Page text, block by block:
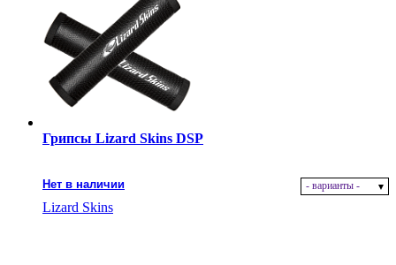
Грипсы Lizard Skins DSP
Нет в наличии - варианты -
Lizard Skins